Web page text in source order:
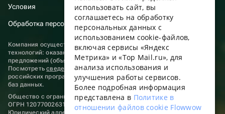
Условия
Обработка персональных данных
Компания осуществляет деятельность в области информационных
технологий: оказание услуг в сети “Интернет” по размещению
предложений (объявлений) продавцов о реализации товаров.
Посмотретьсведения о программах, включенных в реестр
российских программ для электронных вычислительных машин и
баз данных.
Общество с ограниченной ответственностью «ФЛАУВАУ»
ОГРН 1207700263198, ИНН 9702020445
Юридический адрес: г. Москва, вн.тер. г. Муниципальный округ
UKRAINIAN
PORTUGUESE
FRENCH
использовать сайт, вы
соглашаетесь на обработку
персональных данных с
использованием cookie-файлов,
включая сервисы «Яндекс
Метрика» и «Top Mail.ru», для
анализа использования и
улучшения работы сервисов.
Более подробная информация
представлена в Политике в
отношении файлов cookie Flowwow